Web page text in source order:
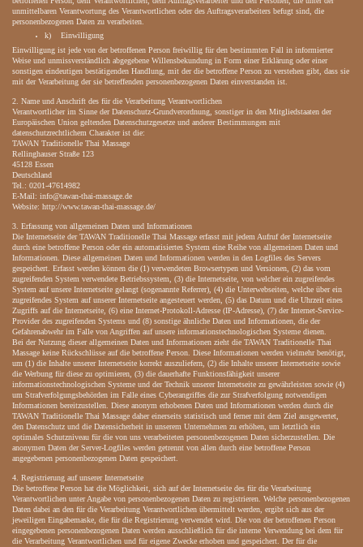
unmittelbaren Verantwortung des Verantwortlichen oder des Auftragsverarbeiters befugt sind, die
personenbezogenen Daten zu verarbeiten.
k) Einwilligung
Einwilligung ist jede von der betroffenen Person freiwillig für den bestimmten Fall in informierter
Weise und unmissverständlich abgegebene Willensbekundung in Form einer Erklärung oder einer
sonstigen eindeutigen bestätigenden Handlung, mit der die betroffene Person zu verstehen gibt, dass sie
mit der Verarbeitung der sie betreffenden personenbezogenen Daten einverstanden ist.
2. Name und Anschrift des für die Verarbeitung Verantwortlichen
Verantwortlicher im Sinne der Datenschutz-Grundverordnung, sonstiger in den Mitgliedstaaten der
Europäischen Union geltenden Datenschutzgesetze und anderer Bestimmungen mit
datenschutzrechtlichem Charakter ist die:
TAWAN Traditionelle Thai Massage
Rellinghauser Straße 123
45128 Essen
Deutschland
Tel.: 0201-47614982
E-Mail: info@tawan-thai-massage.de
Website: http://www.tawan-thai-massage.de/
3. Erfassung von allgemeinen Daten und Informationen
Die Internetseite der TAWAN Traditionelle Thai Massage erfasst mit jedem Aufruf der Internetseite
durch eine betroffene Person oder ein automatisiertes System eine Reihe von allgemeinen Daten und
Informationen. Diese allgemeinen Daten und Informationen werden in den Logfiles des Servers
gespeichert. Erfasst werden können die (1) verwendeten Browsertypen und Versionen, (2) das vom
zugreifenden System verwendete Betriebssystem, (3) die Internetseite, von welcher ein zugreifendes
System auf unsere Internetseite gelangt (sogenannte Referrer), (4) die Unterwebseiten, welche über ein
zugreifendes System auf unserer Internetseite angesteuert werden, (5) das Datum und die Uhrzeit eines
Zugriffs auf die Internetseite, (6) eine Internet-Protokoll-Adresse (IP-Adresse), (7) der Internet-Service-
Provider des zugreifenden Systems und (8) sonstige ähnliche Daten und Informationen, die der
Gefahrenabwehr im Falle von Angriffen auf unsere informationstechnologischen Systeme dienen.
Bei der Nutzung dieser allgemeinen Daten und Informationen zieht die TAWAN Traditionelle Thai
Massage keine Rückschlüsse auf die betroffene Person. Diese Informationen werden vielmehr benötigt,
um (1) die Inhalte unserer Internetseite korrekt auszuliefern, (2) die Inhalte unserer Internetseite sowie
die Werbung für diese zu optimieren, (3) die dauerhafte Funktionsfähigkeit unserer
informationstechnologischen Systeme und der Technik unserer Internetseite zu gewährleisten sowie (4)
um Strafverfolgungsbehörden im Falle eines Cyberangriffes die zur Strafverfolgung notwendigen
Informationen bereitzustellen. Diese anonym erhobenen Daten und Informationen werden durch die
TAWAN Traditionelle Thai Massage daher einerseits statistisch und ferner mit dem Ziel ausgewertet,
den Datenschutz und die Datensicherheit in unserem Unternehmen zu erhöhen, um letztlich ein
optimales Schutzniveau für die von uns verarbeiteten personenbezogenen Daten sicherzustellen. Die
anonymen Daten der Server-Logfiles werden getrennt von allen durch eine betroffene Person
angegebenen personenbezogenen Daten gespeichert.
4. Registrierung auf unserer Internetseite
Die betroffene Person hat die Möglichkeit, sich auf der Internetseite des für die Verarbeitung
Verantwortlichen unter Angabe von personenbezogenen Daten zu registrieren. Welche personenbezogenen
Daten dabei an den für die Verarbeitung Verantwortlichen übermittelt werden, ergibt sich aus der
jeweiligen Eingabemaske, die für die Registrierung verwendet wird. Die von der betroffenen Person
eingegebenen personenbezogenen Daten werden ausschließlich für die interne Verwendung bei dem für
die Verarbeitung Verantwortlichen und für eigene Zwecke erhoben und gespeichert. Der für die